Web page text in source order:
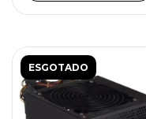
ESGOTADO